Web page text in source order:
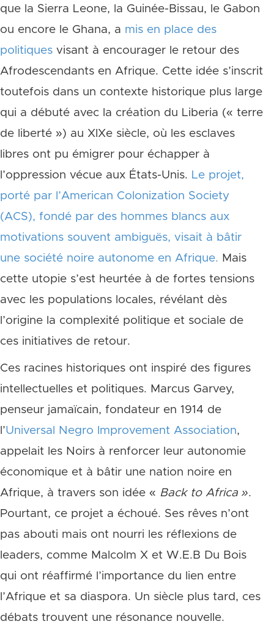
que la Sierra Leone, la Guinée-Bissau, le Gabon
ou encore le Ghana, a mis en place des
politiques visant à encourager le retour des
Afrodescendants en Afrique. Cette idée s’inscrit
toutefois dans un contexte historique plus large
qui a débuté avec la création du Liberia (« terre
de liberté ») au XIXe siècle, où les esclaves
libres ont pu émigrer pour échapper à
l’oppression vécue aux États-Unis. Le projet,
porté par l’American Colonization Society
(ACS), fondé par des hommes blancs aux
motivations souvent ambiguës, visait à bâtir
une société noire autonome en Afrique. Mais
cette utopie s’est heurtée à de fortes tensions
avec les populations locales, révélant dès
l’origine la complexité politique et sociale de
ces initiatives de retour.
Ces racines historiques ont inspiré des figures
intellectuelles et politiques. Marcus Garvey,
penseur jamaïcain, fondateur en 1914 de
l’Universal Negro Improvement Association,
appelait les Noirs à renforcer leur autonomie
économique et à bâtir une nation noire en
Afrique, à travers son idée « Back to Africa ».
Pourtant, ce projet a échoué. Ses rêves n’ont
pas abouti mais ont nourri les réflexions de
leaders, comme Malcolm X et W.E.B Du Bois
qui ont réaffirmé l’importance du lien entre
l’Afrique et sa diaspora. Un siècle plus tard, ces
débats trouvent une résonance nouvelle.